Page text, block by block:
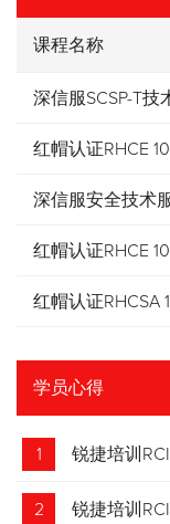
课程名称
深信服SCSP-T技
红帽认证RHCE
深信服安全技术
红帽认证RHCE
红帽认证RHCSA
学员心得
1 锐捷培训
2 锐捷培训